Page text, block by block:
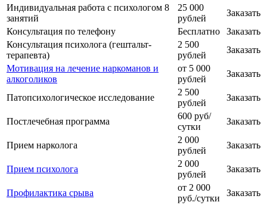
Индивидуальная работа с психологом 8
занятий
25 000
рублей
Заказать
Консультация по телефону
Бесплатно
Заказать
Консультация психолога (гештальт-
терапевта)
2 500
рублей
Заказать
Мотивация на лечение наркоманов и
алкоголиков
от 5 000
рублей
Заказать
Патопсихологическое исследование
2 500
рублей
Заказать
Постлечебная программа
600 руб/
сутки
Заказать
Прием нарколога
2 000
рублей
Заказать
Прием психолога
2 000
рублей
Заказать
Профилактика срыва
от 2 000
руб./сутки
Заказать